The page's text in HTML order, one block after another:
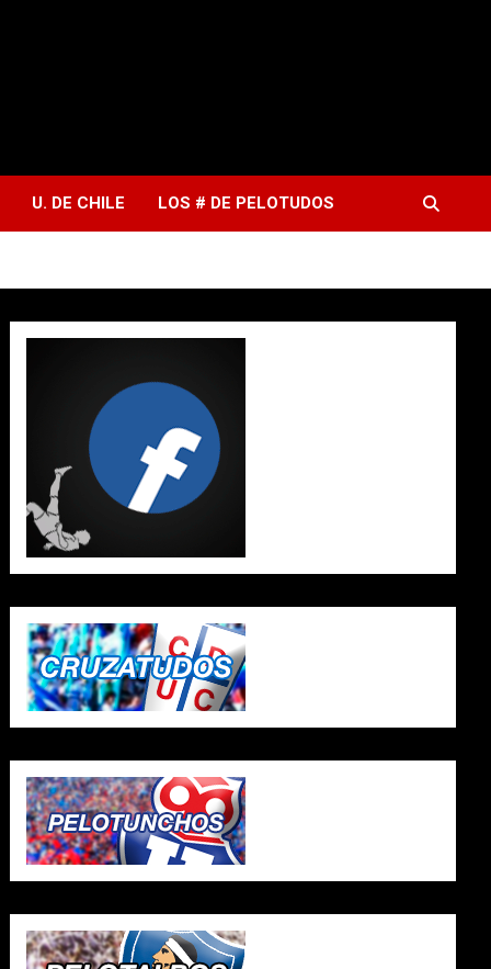
U. DE CHILE LOS # DE PELOTUDOS